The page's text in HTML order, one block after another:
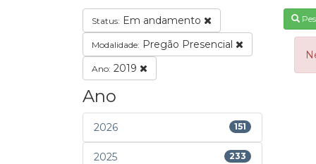
Status: Em andamento
Modalidade: Pregão Presencial
Ano: 2019
Ano
2026 151
2025 233